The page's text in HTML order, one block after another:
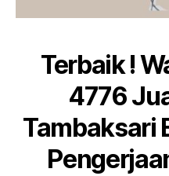
Terbaik !
4776
Tambaksari